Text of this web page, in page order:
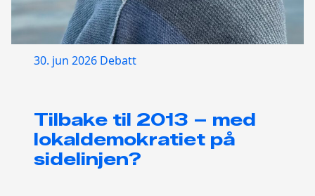
30. jun 2026 Debatt
Tilbake til 2013 – med
lokaldemokratiet på
sidelinjen?